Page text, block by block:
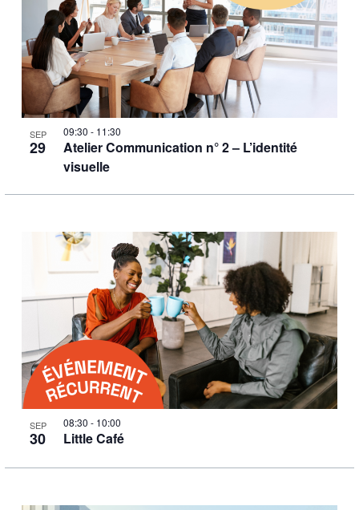
SEP
29
09:30- 11:30
Atelier Communication n° 2 – L’identité
visuelle
SEP
30
08:30- 10:00
Little Café